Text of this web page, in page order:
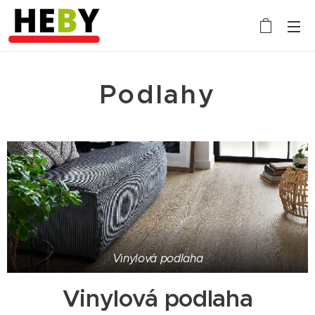
Podlahy
Vinylová podlaha
Vinylová podlaha